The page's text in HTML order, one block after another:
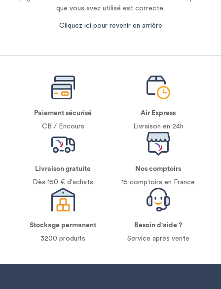
que vous avez utilisé est correcte.
Cliquez ici pour revenir en arrière
Paiement sécurisé
CB / Encours
Air Express
Livraison en 24h
Livraison gratuite
Dès 150 € d'achats
Nos comptoirs
15 comptoirs en France
Stockage permanent
3200 produits
Besoin d'aide ?
Service après vente